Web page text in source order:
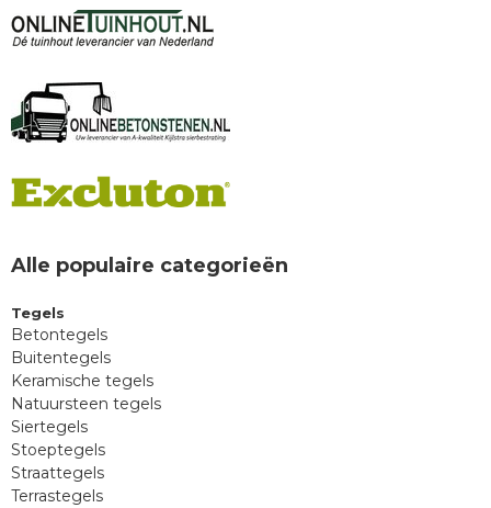
Alle populaire categorieën
Tegels
Betontegels
Buitentegels
Keramische tegels
Natuursteen tegels
Siertegels
Stoeptegels
Straattegels
Terrastegels